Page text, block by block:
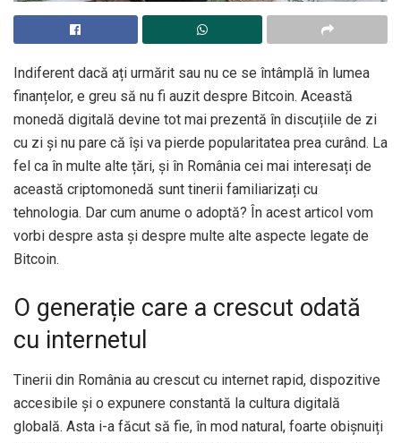
Indiferent dacă ați urmărit sau nu ce se întâmplă în lumea
finanțelor, e greu să nu fi auzit despre Bitcoin. Această
monedă digitală devine tot mai prezentă în discuțiile de zi
cu zi și nu pare că își va pierde popularitatea prea curând. La
fel ca în multe alte țări, și în România cei mai interesați de
această criptomonedă sunt tinerii familiarizați cu
tehnologia. Dar cum anume o adoptă? În acest articol vom
vorbi despre asta și despre multe alte aspecte legate de
Bitcoin.
O generație care a crescut odată
cu internetul
Tinerii din România au crescut cu internet rapid, dispozitive
accesibile și o expunere constantă la cultura digitală
globală. Asta i-a făcut să fie, în mod natural, foarte obișnuiți